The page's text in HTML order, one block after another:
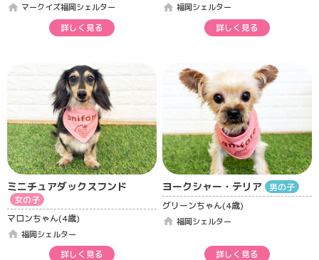
home マークイズ福岡シェルター
詳しく見る
home 福岡シェルター
詳しく見る
ミニチュアダックスフンド
女の子
マロンちゃん(4歳)
home 福岡シェルター
詳しく見る
ヨークシャー・テリア
男の子
グリーンちゃん(4歳)
home 福岡シェルター
詳しく見る